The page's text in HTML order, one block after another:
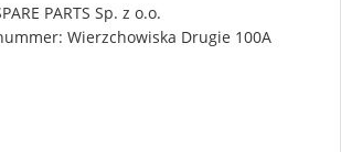
PARTS Sp. z o.o.
Wierzchowiska Drugie 100A